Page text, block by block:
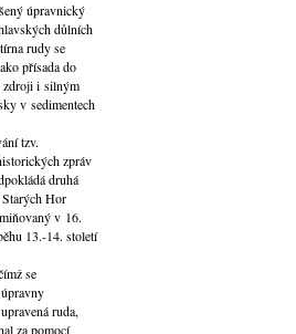
úpravnický
důlních
rudy se
přísada do
zdroji i silným
v sedimentech
tzv.
zpráv
druhá
Starých Hor
v 16.
13.-14. století
se
ruda,
za pomocí